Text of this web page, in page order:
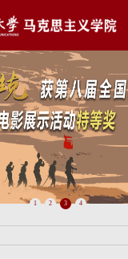
1 2 3 4